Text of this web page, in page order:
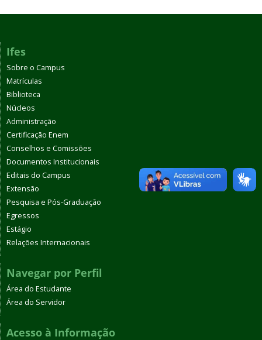
Ifes
Sobre o Campus
Matrículas
Biblioteca
Núcleos
Administração
Certificação Enem
Conselhos e Comissões
Documentos Institucionais
Editais do Campus
Extensão
Pesquisa e Pós-Graduação
Egressos
Estágio
Relações Internacionais
Navegar por Perfil
Área do Estudante
Área do Servidor
Acesso à Informação